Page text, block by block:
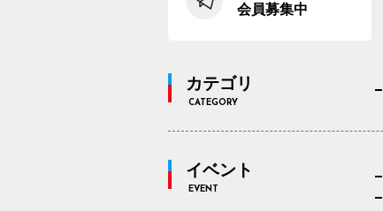
会員募集中
カテゴリ
CATEGORY
イベント
EVENT